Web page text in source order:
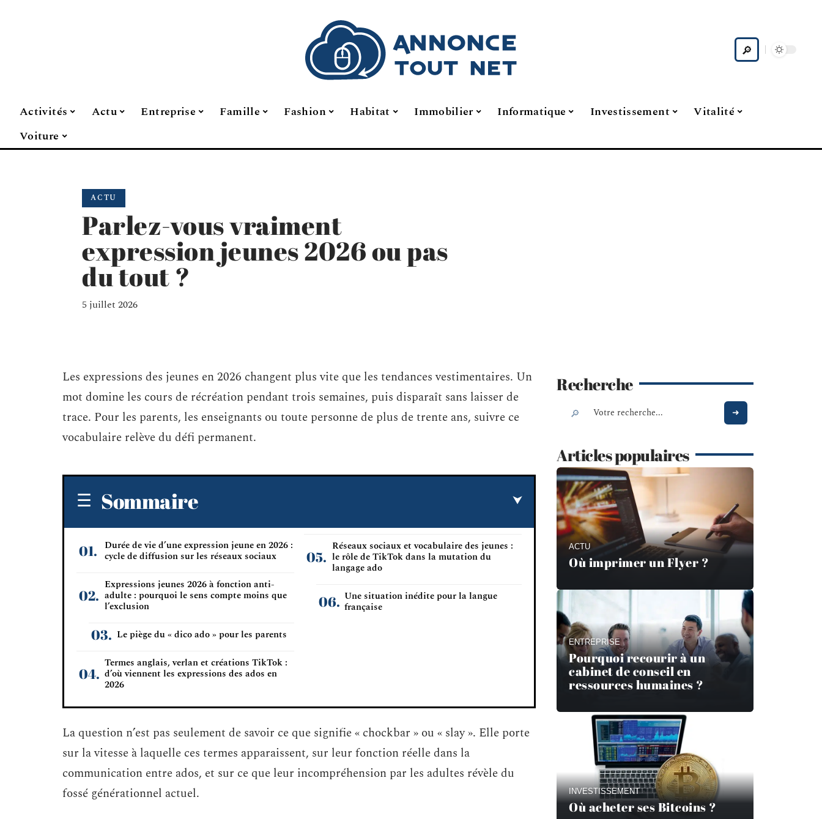
Activités Actu Entreprise Famille Fashion Habitat Immobilier Informatique Investissement
Vitalité
Voiture
ACTU
Parlez-vous vraiment
expression jeunes 2026 ou pas
du tout ?
5 juillet 2026
Les expressions des jeunes en 2026 changent plus vite que les tendances vestimentaires. Un
mot domine les cours de récréation pendant trois semaines, puis disparaît sans laisser de
trace. Pour les parents, les enseignants ou toute personne de plus de trente ans, suivre ce
vocabulaire relève du défi permanent.
Sommaire
Durée de vie d’une expression jeune en 2026 :
cycle de diffusion sur les réseaux sociaux
Expressions jeunes 2026 à fonction anti-
adulte : pourquoi le sens compte moins que
l’exclusion
Le piège du « dico ado » pour les parents
Termes anglais, verlan et créations TikTok :
d’où viennent les expressions des ados en
2026
Réseaux sociaux et vocabulaire des jeunes :
le rôle de TikTok dans la mutation du
langage ado
Une situation inédite pour la langue
française
La question n’est pas seulement de savoir ce que signifie « chockbar » ou « slay ». Elle porte
sur la vitesse à laquelle ces termes apparaissent, sur leur fonction réelle dans la
communication entre ados, et sur ce que leur incompréhension par les adultes révèle du
fossé générationnel actuel.
Recherche
Articles populaires
ACTU
Où imprimer un Flyer ?
ENTREPRISE
Pourquoi recourir à un
cabinet de conseil en
ressources humaines ?
INVESTISSEMENT
Où acheter ses Bitcoins ?